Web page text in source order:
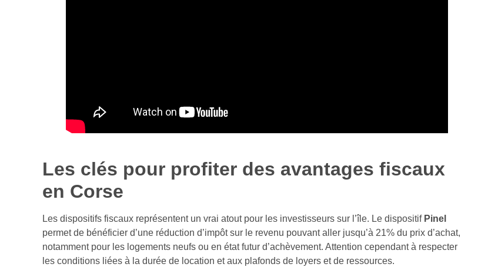
Les clés pour profiter des avantages fiscaux
en Corse
Les dispositifs fiscaux représentent un vrai atout pour les investisseurs sur l’île. Le dispositif Pinel
permet de bénéficier d’une réduction d’impôt sur le revenu pouvant aller jusqu’à 21% du prix d’achat,
notamment pour les logements neufs ou en état futur d’achèvement. Attention cependant à respecter
les conditions liées à la durée de location et aux plafonds de loyers et de ressources.